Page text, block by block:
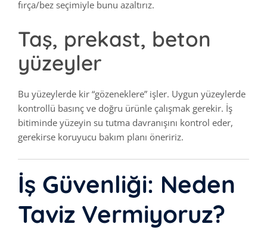
fırça/bez seçimiyle bunu azaltırız.
Taş, prekast, beton
yüzeyler
Bu yüzeylerde kir “gözeneklere” işler. Uygun yüzeylerde
kontrollü basınç ve doğru ürünle çalışmak gerekir. İş
bitiminde yüzeyin su tutma davranışını kontrol eder,
gerekirse koruyucu bakım planı öneririz.
İş Güvenliği: Neden
Taviz Vermiyoruz?